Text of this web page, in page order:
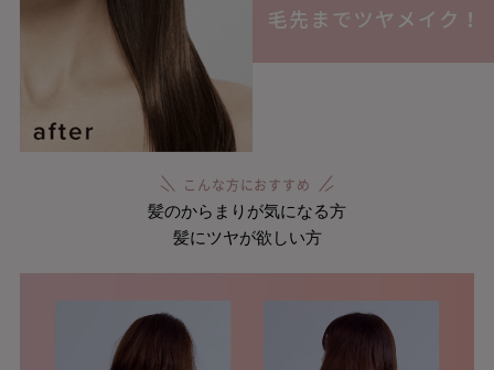
こんな方におすすめ
髪のからまりが気になる方
髪にツヤが欲しい方